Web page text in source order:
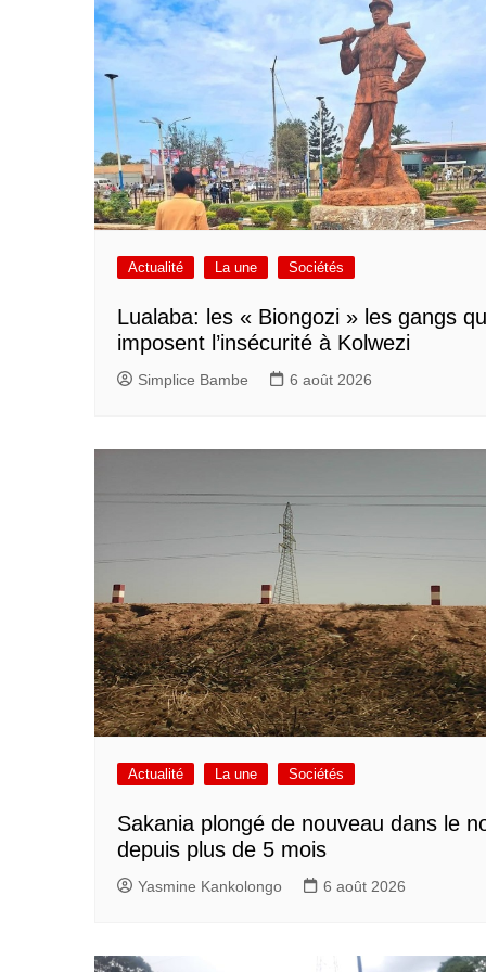
Actualité La une Sociétés
Lualaba: les « Biongozi » les gangs
imposent l’insécurité à Kolwezi
Simplice Bambe 6 août 2026
Actualité La une Sociétés
Sakania plongé de nouveau dans le
depuis plus de 5 mois
Yasmine Kankolongo 6 août 2026